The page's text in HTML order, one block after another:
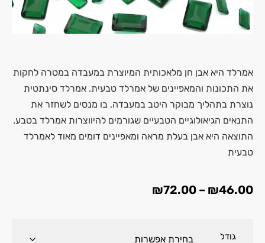
אמרלד היא אבן חן מלאכותית המיוצרת במעבדה במטרה לחקות
את התכונות והמאפיינים של אמרלד טבעית. אמרלד סינתטית
נוצרת בתהליך מבוקר היטב במעבדה, בו מנסים לשחזר את
התנאים הגיאולוגיים הטבעיים שגורמים להיווצרות אמרלד בטבע.
התוצאה היא אבן בעלת מראה ומאפיינים דומים מאוד לאמרלד
טבעית
₪46.00
–
₪72.00
גודל